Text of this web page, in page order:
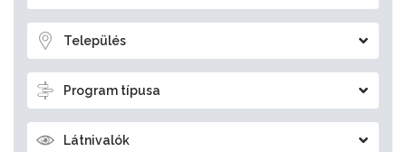
Település
Program típusa
Látnivalók